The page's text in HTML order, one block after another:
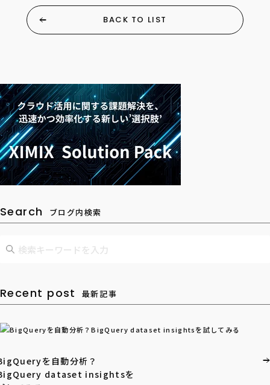
BACK TO LIST
Search ブログ内検索
Recent post 最新記事
を自動分析？
dataset insightsを